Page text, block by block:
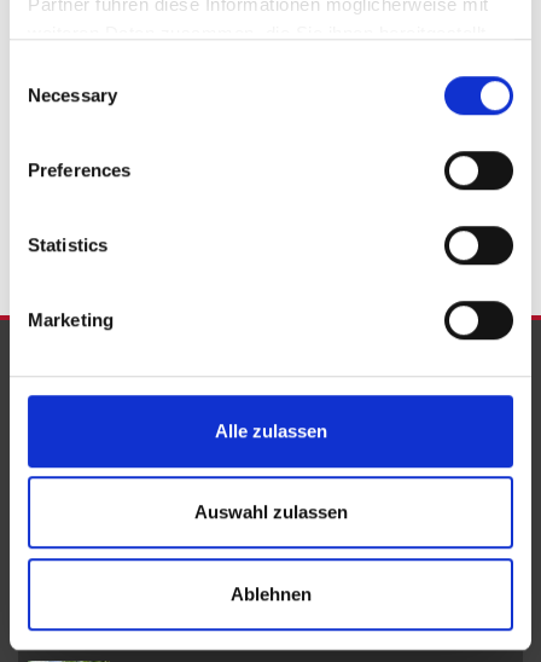
Partner führen diese Informationen möglicherweise mit
gesammelt haben.
Selection
Necessary
Preferences
Statistics
Marketing
Alle zulassen
Auswahl zulassen
Ablehnen
Kolverath
Boos Pelm Malbergweich
Auw bei Prüm
Schüller Jünkerath Karl Kröv Bettenfeld Üdersdorf
Immobilie verkaufen
Einfamilienhäuser
Immo
NEUE OBJEKTE
Reiheneckhaus mit Wohn- und
Badezimmer
Freistehendes Einfamilienhaus in Ehlenz I